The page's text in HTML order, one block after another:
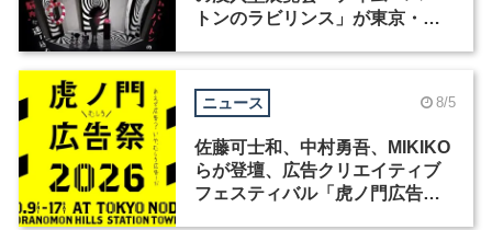
トンのラビリンス」が東京・豊
ニュース 8/5
佐藤可士和、中村勇吾、MIKIKO
らが登壇、広告クリエイティブ
フェスティバル「虎ノ門広告